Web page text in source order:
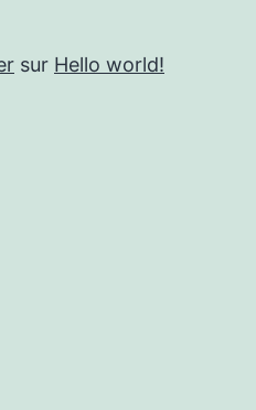
sur Hello world!